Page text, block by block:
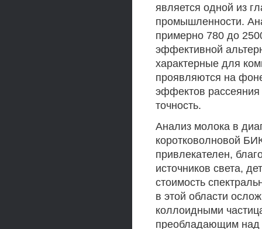
является одной из
промышленности.
примерно 780 до
эффективной
характерные для
проявляются на
эффектов рассеяния
точность.
Анализ молока в
коротковолновой
привлекателен,
источников света,
стоимость
в этой области
коллоидными
преобладающим над